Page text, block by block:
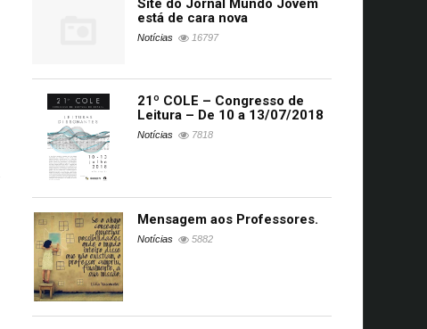
Site do Jornal Mundo Jovem
está de cara nova
Notícias 16797
21º COLE – Congresso de
Leitura – De 10 a 13/07/2018
Notícias 7818
Mensagem aos Professores.
Notícias 5882